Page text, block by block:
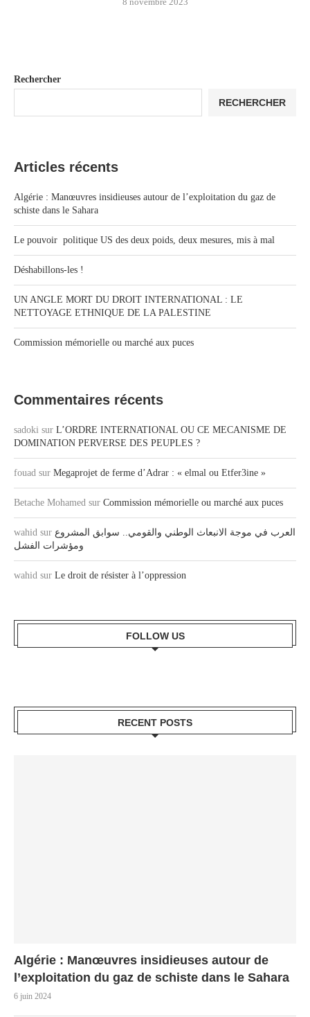
Rechercher
RECHERCHER
Articles récents
Algérie : Manœuvres insidieuses autour de l’exploitation du gaz de
schiste dans le Sahara
Le pouvoir politique US des deux poids, deux mesures, mis à mal
Déshabillons-les !
UN ANGLE MORT DU DROIT INTERNATIONAL : LE
NETTOYAGE ETHNIQUE DE LA PALESTINE
Commission mémorielle ou marché aux puces
Commentaires récents
sadoki sur L’ORDRE INTERNATIONAL OU CE MECANISME DE
DOMINATION PERVERSE DES PEUPLES ?
fouad sur Megaprojet de ferme d’Adrar : « elmal ou Etfer3ine »
Betache Mohamed sur Commission mémorielle ou marché aux puces
wahid sur العرب في موجة الانبعاث الوطني والقومي.. سوابق المشروع
ومؤشرات الفشل
wahid sur Le droit de résister à l’oppression
FOLLOW US
RECENT POSTS
Algérie : Manœuvres insidieuses autour de
l’exploitation du gaz de schiste dans le Sahara
6 juin 2024